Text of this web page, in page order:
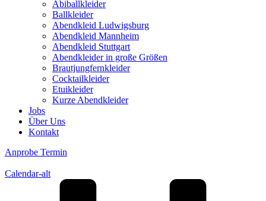
Abiballkleider
Ballkleider
Abendkleid Ludwigsburg
Abendkleid Mannheim
Abendkleid Stuttgart
Abendkleider in große Größen
Brautjungfernkleider
Cocktailkleider
Etuikleider
Kurze Abendkleider
Jobs
Über Uns
Kontakt
Anprobe Termin
Calendar-alt